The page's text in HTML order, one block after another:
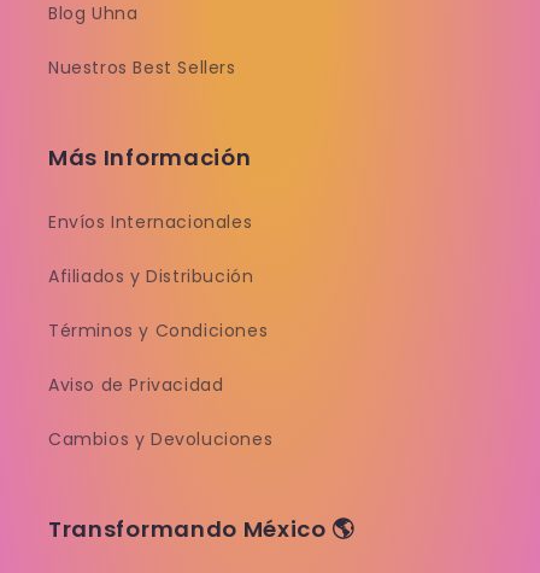
Blog Uhna
Nuestros Best Sellers
Más Información
Envíos Internacionales
Afiliados y Distribución
Términos y Condiciones
Aviso de Privacidad
Cambios y Devoluciones
Transformando México 🌎